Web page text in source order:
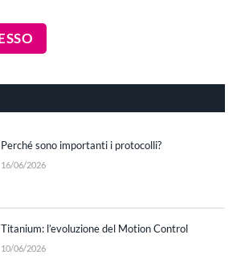
Perché sono importanti i protocolli?
16/06/2026
Titanium: l’evoluzione del Motion Control
10/06/2026